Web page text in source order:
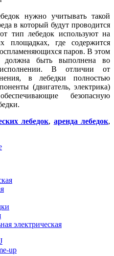
нужно учитывать такой
в который будут проводится
тип лебедок используют на
площадках, где содержится
паров. В этом
должна быть выполнена во
В отличии от
в лебедки полностью
(двигатель, электрика)
безопасную
лебедок, аренда лебедок,
электрическая
up